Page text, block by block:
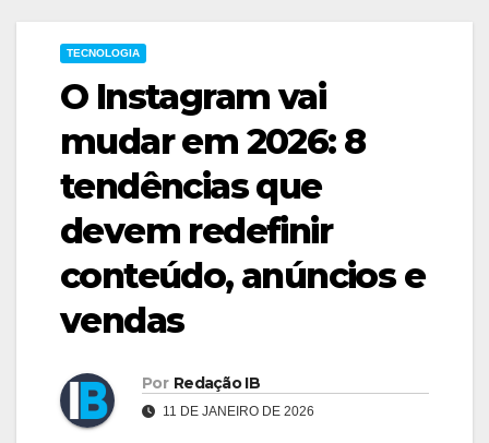
TECNOLOGIA
O Instagram vai
mudar em 2026: 8
tendências que
devem redefinir
conteúdo, anúncios e
vendas
Por Redação IB
11 DE JANEIRO DE 2026